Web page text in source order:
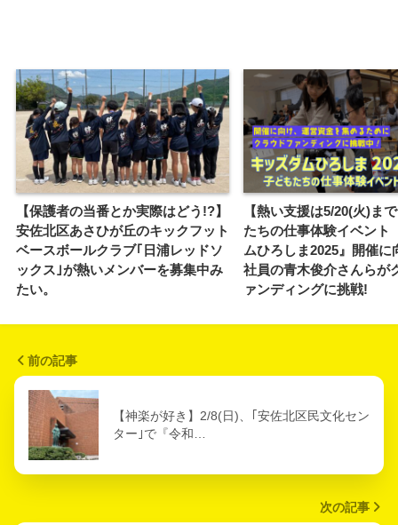
【保護者の当番とか実際はどう!?】
安佐北区あさひが丘のキックフット
ベースボールクラブ｢日浦レッドソ
ックス｣が熱いメンバーを募集中み
たい。
【熱い支援は5/20(火)ま
たちの仕事体験イベント
ムひろしま2025』開催に
社員の青木俊介さんらが
ァンディングに挑戦!
前の記事
【神楽が好き】2/8(日)、｢安佐北区民文化セン
ター｣で『令和…
次の記事